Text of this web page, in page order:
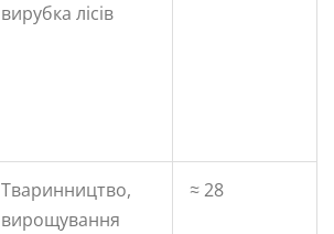
вирубка лісів
Тваринництво,
вирощування
≈ 28